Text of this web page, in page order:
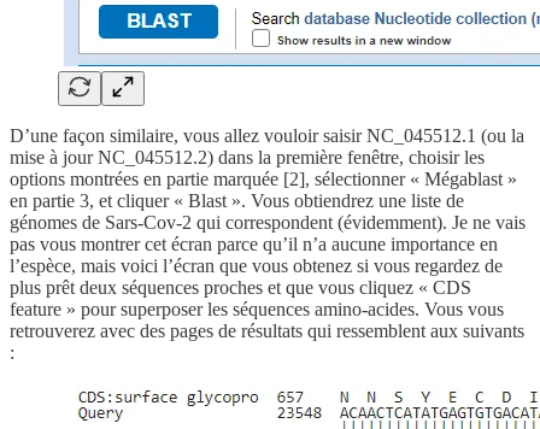
D’une façon similaire, vous allez vouloir saisir NC_045512.1 (ou la
mise à jour NC_045512.2) dans la première fenêtre, choisir les
options montrées en partie marquée [2], sélectionner « Mégablast »
en partie 3, et cliquer « Blast ». Vous obtiendrez une liste de
génomes de Sars-Cov-2 qui correspondent (évidemment). Je ne vais
pas vous montrer cet écran parce qu’il n’a aucune importance en
l’espèce, mais voici l’écran que vous obtenez si vous regardez de
plus prêt deux séquences proches et que vous cliquez « CDS
feature » pour superposer les séquences amino-acides. Vous vous
retrouverez avec des pages de résultats qui ressemblent aux suivants
: